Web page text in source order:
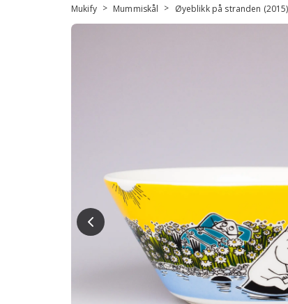
Mukify > Mummiskål > Øyeblikk på stranden (2015)